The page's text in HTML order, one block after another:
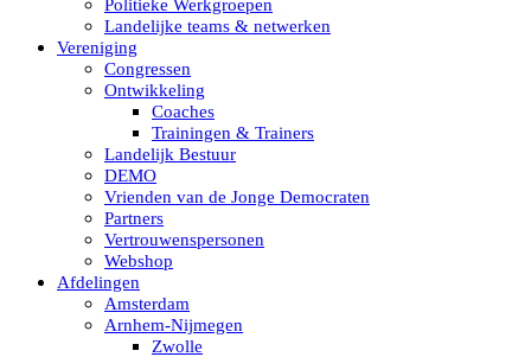
Politieke Werkgroepen
Landelijke teams & netwerken
Vereniging
Congressen
Ontwikkeling
Coaches
Trainingen & Trainers
Landelijk Bestuur
DEMO
Vrienden van de Jonge Democraten
Partners
Vertrouwenspersonen
Webshop
Afdelingen
Amsterdam
Arnhem-Nijmegen
Zwolle